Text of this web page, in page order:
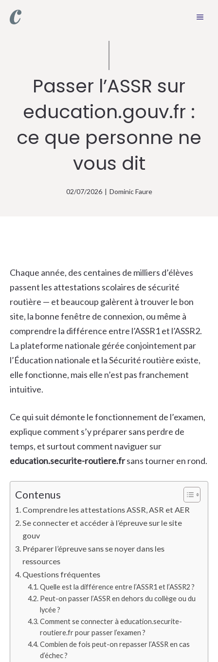
Passer l’ASSR sur
education.gouv.fr :
ce que personne ne
vous dit
02/07/2026 | Dominic Faure
Chaque année, des centaines de milliers d’élèves
passent les attestations scolaires de sécurité
routière — et beaucoup galèrent à trouver le bon
site, la bonne fenêtre de connexion, ou même à
comprendre la différence entre l’ASSR1 et l’ASSR2.
La plateforme nationale gérée conjointement par
l’Éducation nationale et la Sécurité routière existe,
elle fonctionne, mais elle n’est pas franchement
intuitive.
Ce qui suit démonte le fonctionnement de l’examen,
explique comment s’y préparer sans perdre de
temps, et surtout comment naviguer sur
education.securite-routiere.frsans tourner en rond.
Contenus
Comprendre les attestations ASSR, ASR et AER
Se connecter et accéder à l’épreuve sur le site
gouv
Préparer l’épreuve sans se noyer dans les
ressources
Questions fréquentes
Quelle est la différence entre l’ASSR1 et l’ASSR2 ?
Peut-on passer l’ASSR en dehors du collège ou du
lycée ?
Comment se connecter à education.securite-
routiere.fr pour passer l’examen ?
Combien de fois peut-on repasser l’ASSR en cas
d’échec ?